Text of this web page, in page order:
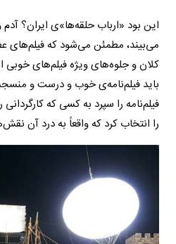
این بود «ارباب حلقه‌ها»ی ایران؟
می‌بیند، مطمئن می‌شود که فیلم‌های
کلان و جلوه‌های ویژه فیلم‌های خوبی
باید فیلم‌نامه‌ی خوب و درست و
فیلم‌نامه را سپرد به کسی که کارگردانی
را انتخاب کرد که واقعاً به درد آن